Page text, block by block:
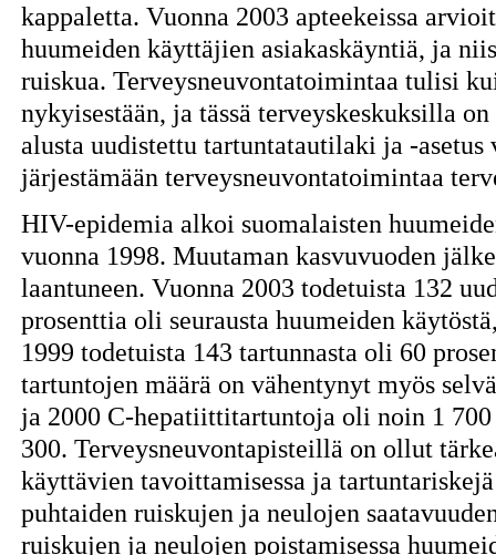
kappaletta. Vuonna 2003 apteekeissa
huumeiden käyttäjien asiakaskäyntiä, ja
ruiskua. Terveysneuvontatoimintaa tulisi
nykyisestään, ja tässä terveyskeskuksilla
alusta uudistettu tartuntatautilaki ja -
järjestämään terveysneuvontatoimintaa
HIV-epidemia alkoi suomalaisten
vuonna 1998. Muutaman kasvuvuoden
laantuneen. Vuonna 2003 todetuista 132
prosenttia oli seurausta huumeiden
1999 todetuista 143 tartunnasta oli 60
tartuntojen määrä on vähentynyt myös
ja 2000 C-hepatiittitartuntoja oli noin 1 700
300. Terveysneuvontapisteillä on ollut
käyttävien tavoittamisessa ja
puhtaiden ruiskujen ja neulojen
ruiskujen ja neulojen poistamisessa